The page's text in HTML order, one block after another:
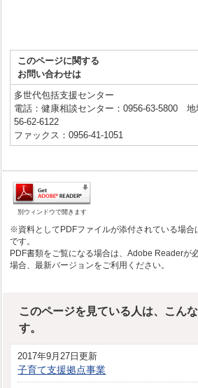
このページに関する
お問い合わせは
多世代包括支援センター
電話：健康相談センター：0956-63-5800
56-62-6122
ファックス：0956-41-1051
別ウィンドウで開きます
※資料としてPDFファイルが添付されている場合
です。
PDF書類をご覧になる場合は、Adobe Readerが
場合、最新バージョンをご利用ください。
このページを見ている人は、こん
す。
2017年9月27日更新
子育て支援拠点事業